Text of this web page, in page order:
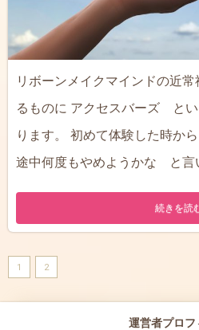
リボーンメイクマインドの近
るものに アクセスバーズ と
ります。 初めて体験した時か
途中何度もやめようかな と
続きを読
1 2
運営者プロフ